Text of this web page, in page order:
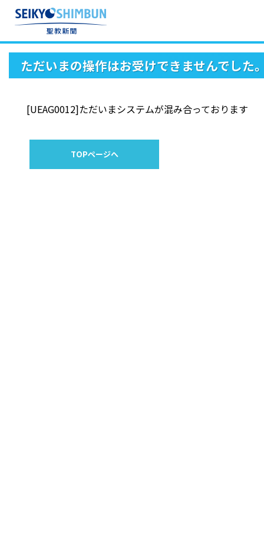
ただいまの操作はお受けできませんでした
[UEAG0012]ただいまシステムが混み合っております
TOPページへ